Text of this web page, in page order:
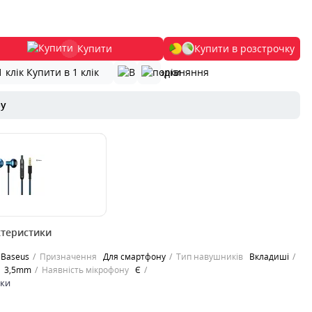
Купити
Купити в розстрочку
Купити в 1 клік
–
що
висок..
Baseus Призначення Для смартфону Тип навушників
Вкладиші
3,5mm Наявність мікрофону Є